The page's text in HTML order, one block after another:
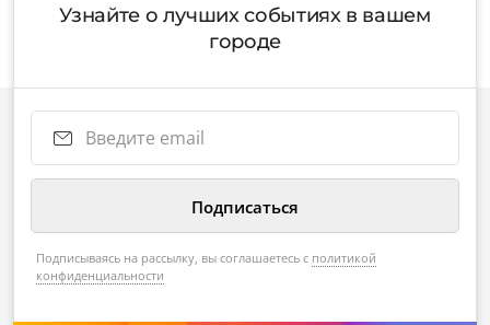
Узнайте о лучших событиях в вашем
городе
Подписываясь на рассылку, вы соглашаетесь с политикой
конфиденциальности